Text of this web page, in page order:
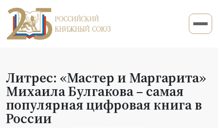
Литрес: «Мастер и Маргарита»
Михаила Булгакова – самая
популярная цифровая книга в
России